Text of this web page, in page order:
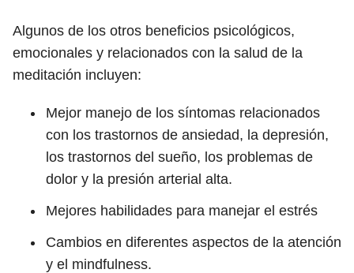
Algunos de los otros beneficios psicológicos,
emocionales y relacionados con la salud de la
meditación incluyen:
Mejor manejo de los síntomas relacionados
con los trastornos de ansiedad, la depresión,
los trastornos del sueño, los problemas de
dolor y la presión arterial alta.
Mejores habilidades para manejar el estrés
Cambios en diferentes aspectos de la atención
y el mindfulness.